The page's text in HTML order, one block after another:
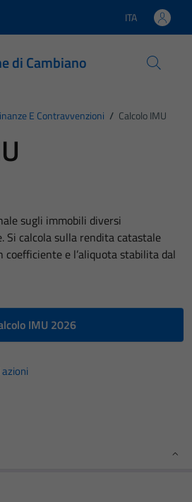
Lingua attiva:
ITA
di Cambiano
E Contravvenzioni / Calcolo IMU
sugli immobili diversi
Si calcola sulla rendita catastale
e l’aliquota stabilita dal
IMU 2026